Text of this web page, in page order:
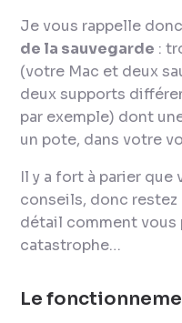
Je vous rappelle
de la sauvegarde :
(votre Mac et deux
deux supports
par exemple) dont
un pote, dans votre
Il y a fort à parier que
conseils, donc
détail comment vous
catastrophe…
Le